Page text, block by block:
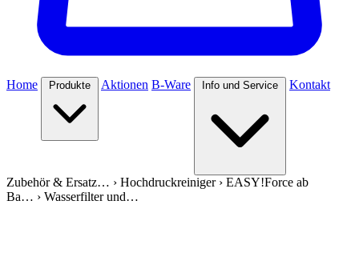
Home Produkte Aktionen B-Ware Info und Service Kontakt
Zubehör & Ersatz… › Hochdruckreiniger› EASY!Force ab
Ba… › Wasserfilter und…